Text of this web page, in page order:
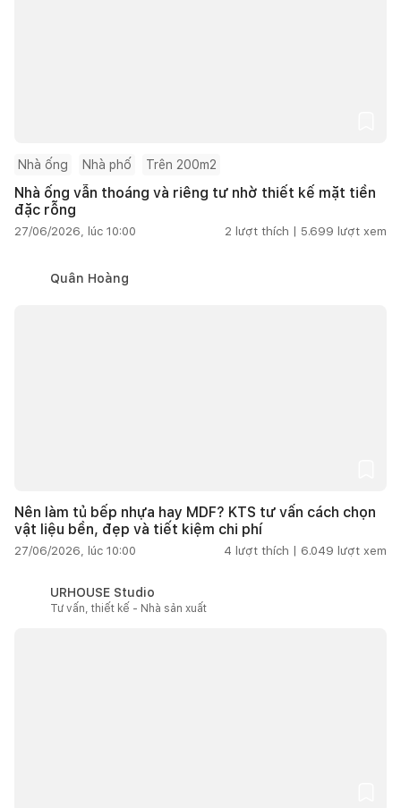
Nhà ống Nhà phố Trên 200m2
Nhà ống vẫn thoáng và riêng tư nhờ thiết kế mặt tiền
đặc rỗng
27/06/2026, lúc 10:00 2 lượt thích | 5.699 lượt xem
Quân Hoàng
Nên làm tủ bếp nhựa hay MDF? KTS tư vấn cách chọn
vật liệu bền, đẹp và tiết kiệm chi phí
27/06/2026, lúc 10:00 4 lượt thích | 6.049 lượt xem
URHOUSE Studio
Tư vấn, thiết kế - Nhà sản xuất